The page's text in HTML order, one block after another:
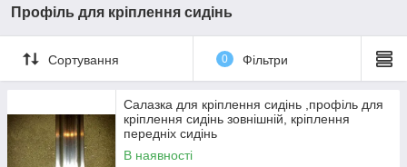
Профіль для кріплення сидінь
Сортування 0 Фільтри
Салазка для кріплення сидінь ,профіль для
кріплення сидінь зовнішній, кріплення
передніх сидінь
В наявності